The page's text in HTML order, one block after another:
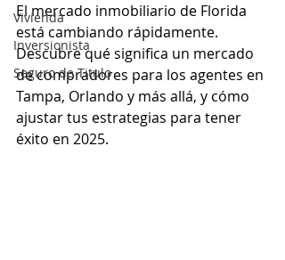
Vivienda
Inversionista
Seguro de Titulo
El mercado inmobiliario de Florida
está cambiando rápidamente.
Descubre qué significa un mercado
de compradores para los agentes en
Tampa, Orlando y más allá, y cómo
ajustar tus estrategias para tener
éxito en 2025.